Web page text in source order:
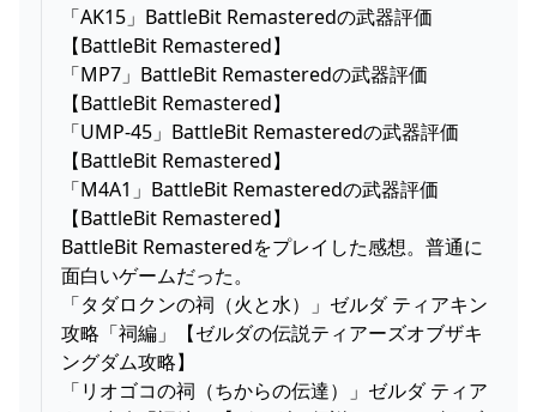
「AK15」BattleBit Remasteredの武器評価
【BattleBit Remastered】
「MP7」BattleBit Remasteredの武器評価
【BattleBit Remastered】
「UMP-45」BattleBit Remasteredの武器評価
【BattleBit Remastered】
「M4A1」BattleBit Remasteredの武器評価
【BattleBit Remastered】
BattleBit Remasteredをプレイした感想。普通に
面白いゲームだった。
「タダロクンの祠（火と水）」ゼルダ ティアキン
攻略「祠編」【ゼルダの伝説ティアーズオブザキ
ングダム攻略】
「リオゴコの祠（ちからの伝達）」ゼルダ ティア